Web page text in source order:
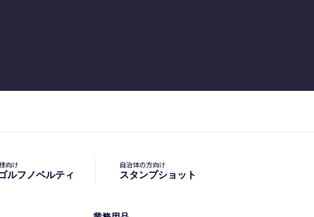
向け
ルフノベルティ
自治体の方向け
スタンプショット